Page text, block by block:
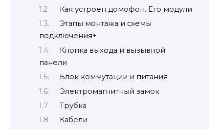
Как устроен домофон. Его модули
Этапы монтажа и схемы
подключения+
Кнопка выхода и вызывной
панели
Блок коммутации и питания
Электромагнитный замок
Трубка
Кабели